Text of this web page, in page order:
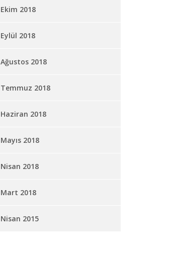
Ekim 2018
Eylül 2018
Ağustos 2018
Temmuz 2018
Haziran 2018
Mayıs 2018
Nisan 2018
Mart 2018
Nisan 2015